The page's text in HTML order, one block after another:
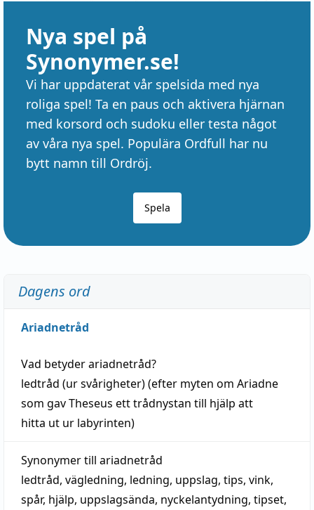
Nya spel på
Synonymer.se!
Vi har uppdaterat vår spelsida med nya
roliga spel! Ta en paus och aktivera hjärnan
med korsord och sudoku eller testa något
av våra nya spel. Populära Ordfull har nu
bytt namn till Ordröj.
Spela
Dagens ord
Ariadnetråd
Vad betyderariadnetråd?
ledtråd (ur svårigheter) (efter myten om Ariadne
som gav Theseus ett trådnystan till hjälp att
hitta ut ur labyrinten)
Synonymer till ariadnetråd
ledtråd, vägledning, ledning, uppslag, tips, vink,
spår, hjälp, uppslagsända, nyckelantydning, tipset,